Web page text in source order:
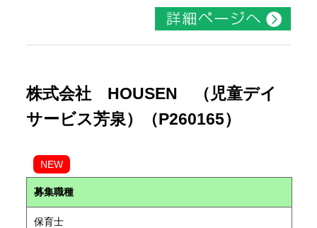
株式会社 HOUSEN （児童デイ
サービス芳泉）（P260165）
NEW
募集職種
保育士